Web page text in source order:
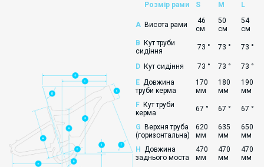
Розмір рами S M L
A Висота рами
46
см
50
см
54
см
B Кут труби
сидіння
73 ° 73 ° 73 °
D Кут сидіння 73 ° 73 °
73 °
E Довжина
труби керма
170
мм
180
мм
190
мм
F Кут труби
керма
67 ° 67 ° 67 °
G
Верхня труба
(горизонтальна)
620
мм
635
мм
650
мм
H Довжина
заднього моста
470
мм
470
мм
470
мм